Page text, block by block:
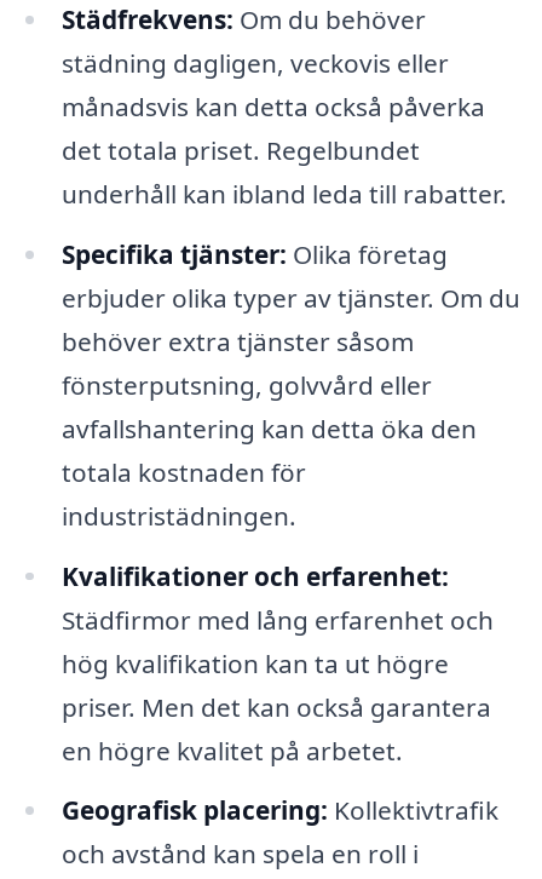
Städfrekvens: Om du behöver
städning dagligen, veckovis eller
månadsvis kan detta också påverka
det totala priset. Regelbundet
underhåll kan ibland leda till rabatter.
Specifika tjänster: Olika företag
erbjuder olika typer av tjänster. Om du
behöver extra tjänster såsom
fönsterputsning, golvvård eller
avfallshantering kan detta öka den
totala kostnaden för
industristädningen.
Kvalifikationer och erfarenhet:
Städfirmor med lång erfarenhet och
hög kvalifikation kan ta ut högre
priser. Men det kan också garantera
en högre kvalitet på arbetet.
Geografisk placering: Kollektivtrafik
och avstånd kan spela en roll i